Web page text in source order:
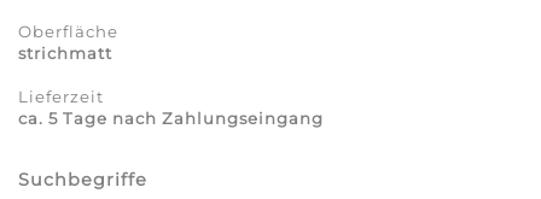
Oberfläche
strichmatt
Lieferzeit
ca. 5 Tage nach Zahlungseingang
Suchbegriffe